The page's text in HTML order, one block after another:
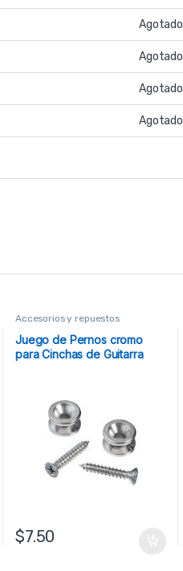
Agotado
Agotado
Agotado
Agotado
Accesorios y repuestos
Juego de Pernos cromo
para Cinchas de Guitarra
$7.50